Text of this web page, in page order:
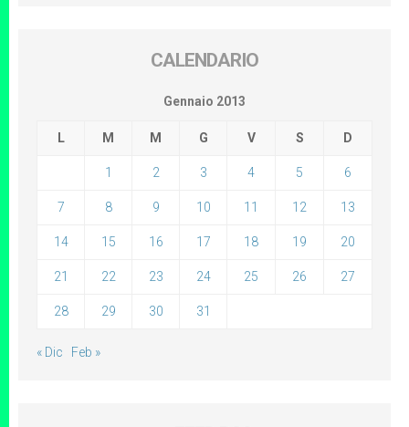
CALENDARIO
Gennaio 2013
L M M G V S D
1 2 3 4 5 6
7 8 9 10 11 12 13
14 15 16 17 18 19 20
21 22 23 24 25 26 27
28 29 30 31
« Dic Feb »